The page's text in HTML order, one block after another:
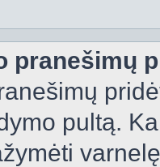
pranešimų
pultą.